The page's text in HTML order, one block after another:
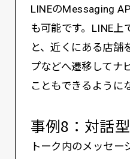
LINEのMessaging
も可能です。LINE上
と、近くにある店舗
プなどへ遷移してナ
こともできるように
事例8：対話
トーク内のメッセ